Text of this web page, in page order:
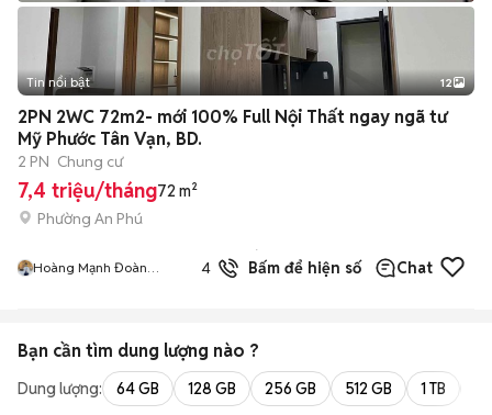
+2
Tin nổi bật 12
2PN 2WC 72m2- mới 100% Full Nội Thất ngay ngã tư
Mỹ Phước Tân Vạn, BD.
2 PN Chung cư
7,4 triệu/tháng72 m²
Phường An Phú
Hoàng Mạnh Đoàn
4.0
đã
bán
Bấm để hiện số Chat
Bạn cần tìm dung lượng nào ?
Dung lượng: 64 GB 128 GB 256 GB 512 GB 1 TB